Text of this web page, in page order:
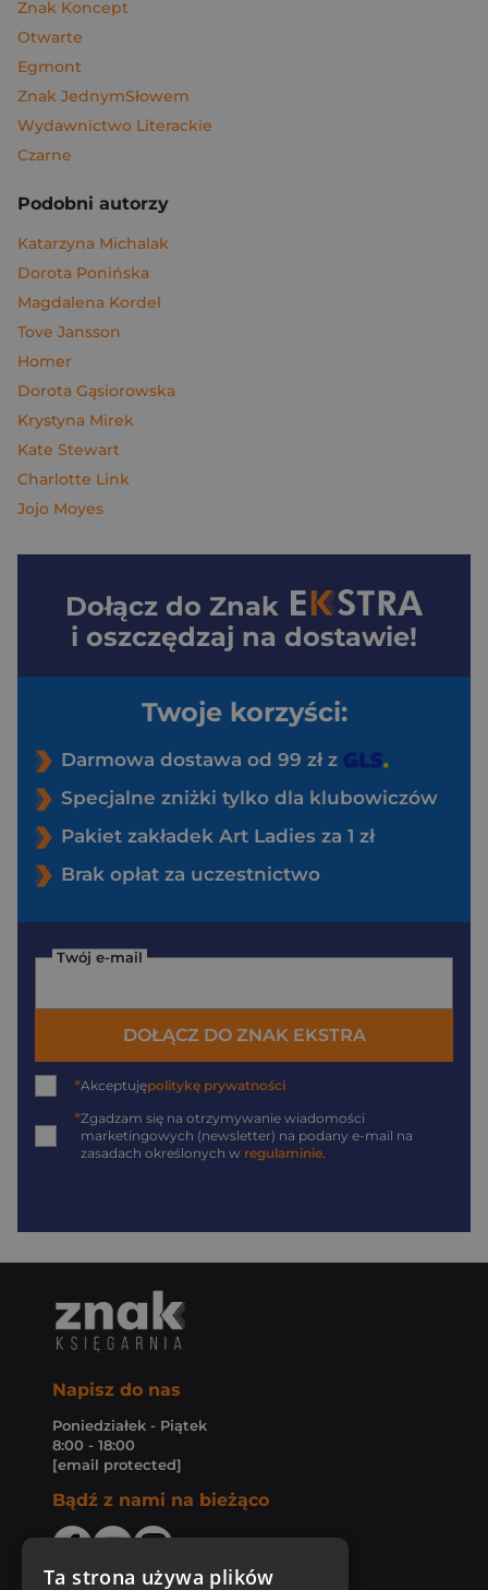
Znak Koncept
Otwarte
Egmont
Znak JednymSłowem
Wydawnictwo Literackie
Czarne
Podobni autorzy
Katarzyna Michalak
Dorota Ponińska
Magdalena Kordel
Tove Jansson
Homer
Dorota Gąsiorowska
Krystyna Mirek
Kate Stewart
Charlotte Link
Jojo Moyes
Dołącz do Znak
i oszczędzaj na dostawie!
Twoje korzyści:
Darmowa dostawa od 99 zł z
Specjalne zniżki tylko dla klubowiczów
Pakiet zakładek Art Ladies za 1 zł
Brak opłat za uczestnictwo
Twój e-mail
DOŁĄCZ DO ZNAK EKSTRA
*Akceptujępolitykę prywatności
*Zgadzam się na otrzymywanie wiadomości
marketingowych (newsletter) na podany e-mail na
zasadach określonych w regulaminie.
Napisz do nas
Poniedziałek - Piątek
8:00 - 18:00
[email protected]
Bądź z nami na bieżąco
Ta strona używa plików